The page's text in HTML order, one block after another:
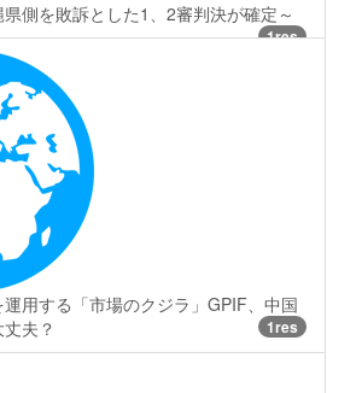
側を敗訴とした1、2審判決が確定～
1res
用する「市場のクジラ」GPIF、中国
夫？
1res